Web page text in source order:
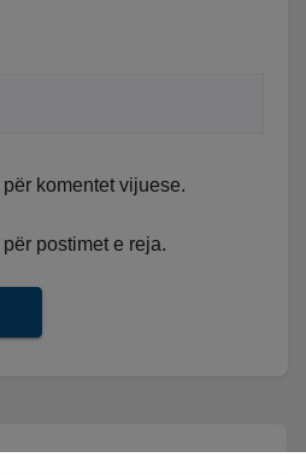
komentet vijuese.
postimet e reja.